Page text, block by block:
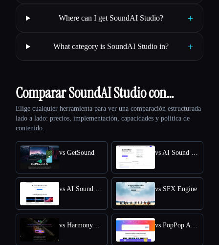
Where can I get SoundAI Studio? +
What category is SoundAI Studio in? +
Comparar SoundAI Studio con…
Elige cualquier herramienta para ver una comparación estructurada
lado a lado: precios, implementación, capacidades y política de
contenido.
vs GetSound vs AI Sound Effect Generator
vs AI Sound Effects Generator vs SFX Engine
vs HarmonySnippetsAI vs PopPop AI Sound Effect Generator